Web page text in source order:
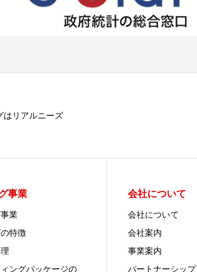
はリアルニーズ
事業
業
特徴
ングパッケージの
会社について
会社について
会社案内
事業案内
パートナーシップ